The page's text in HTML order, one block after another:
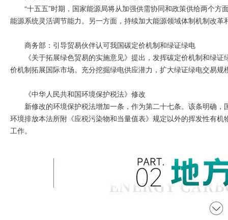
“十五五”时期，国家能源局将从加强供需协同和政策供给两个
能源系统灵活调节能力。另一方面，持续加大能源领域体制机制改
商务部：引导贸易伙伴认可我国碳定价机制和绿证绿电
《关于拓展绿色贸易的实施意见》提出，发挥碳定价机制和绿
价机制拓展国际市场。充分挖掘绿电供应潜力，扩大绿证绿电交易规
《中华人民共和国环境保护税法》修改
新修改的环境保护税法增加一条，作为第二十七条。该条明确
环境排放本法所附《应税污染物和当量值表》规定以外的挥发性有
工作。